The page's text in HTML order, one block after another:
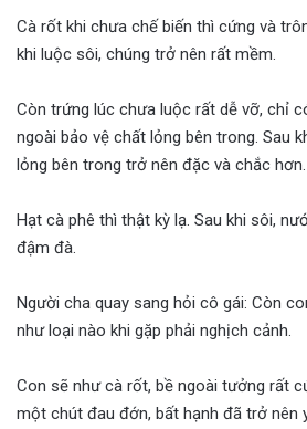
Cà rốt khi chưa chế biến thì cứng và
khi luộc sôi, chúng trở nên rất mềm.
Còn trứng lúc chưa luộc rất dễ vỡ, chỉ
ngoài bảo vệ chất lỏng bên trong. Sau
lỏng bên trong trở nên đặc và chắc hơn.
Hạt cà phê thì thật kỳ lạ. Sau khi sôi,
đậm đà.
Người cha quay sang hỏi cô gái: Còn
như loại nào khi gặp phải nghịch cảnh.
Con sẽ như cà rốt, bề ngoài tưởng rất
một chút đau đớn, bất hạnh đã trở nên